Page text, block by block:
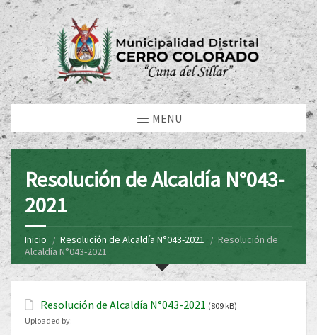
MENU
Resolución de Alcaldía N°043-
2021
Inicio Resolución de Alcaldía N°043-2021
Resolución de
Alcaldía N°043-2021
Resolución de Alcaldía N°043-2021 (809 kB)
Uploaded by: